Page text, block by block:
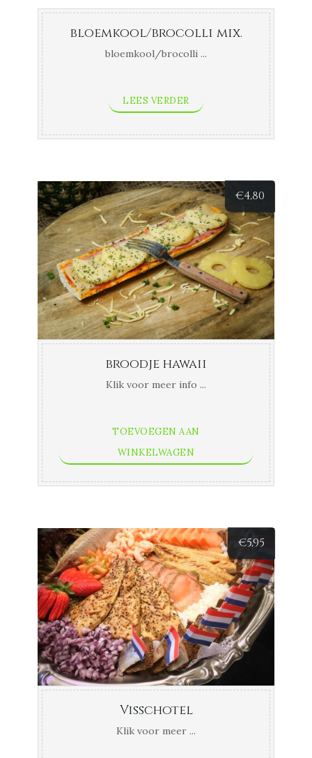
bloemkool/brocolli mix.
bloemkool/brocolli ...
LEES VERDER
€4,80
broodje hawaii
Klik voor meer info ...
TOEVOEGEN AAN
WINKELWAGEN
€5,95
Visschotel
Klik voor meer ...